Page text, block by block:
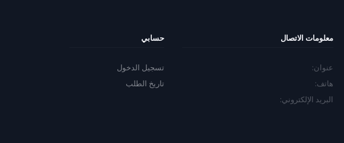
معلومات الاتصال
عنوان:
هاتف:
البريد الإلكتروني:
حسابي
تسجيل الدخول
تاريخ الطلب